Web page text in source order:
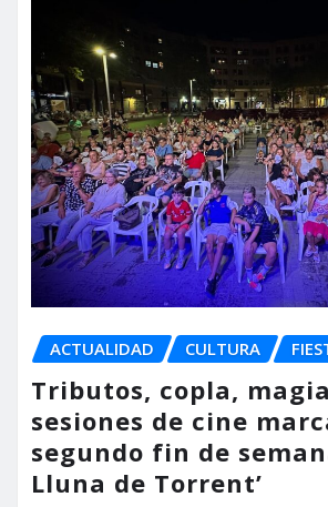
ACTUALIDAD CULTURA
Tributos, copla,
sesiones de cine
segundo fin de
Lluna de Torrent’